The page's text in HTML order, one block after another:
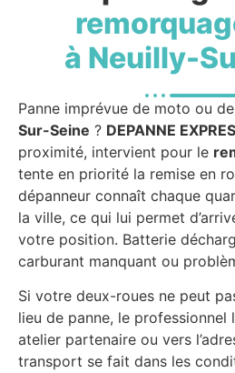
à Neuilly-
Panne imprévue de moto ou
Sur-Seine ? DEPANNE
proximité, intervient pour le
tente en priorité la remise en
dépanneur connaît chaque
la ville, ce qui lui permet
votre position. Batterie
carburant manquant ou
Si votre deux-roues ne peut
lieu de panne, le
atelier partenaire ou vers
transport se fait dans les